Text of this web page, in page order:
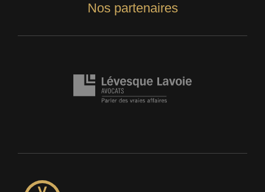
Nos partenaires